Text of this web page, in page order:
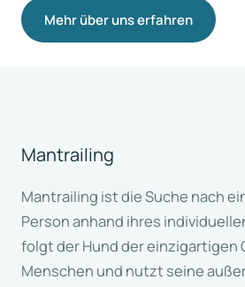
Mehr über uns erfahren
Mantrailing
Mantrailing ist die Suche nach
Person anhand ihres
folgt der Hund der einzigartigen
Menschen und nutzt seine